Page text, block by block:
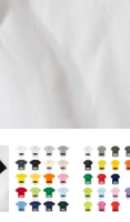
となります
加工費用が
ださい。
電話番号が
けましたら
何度でもデ
ての方でも
ぼり旗のサ
台に使用でき
ぼり旗のサ
台に使用でき
と裏向きに
と裏向きに
チチ 左
チチのつい
短辺を補強
三辺補強
［ +48円 ］
チチのつい
納期+1営業
円 ］
ピカル（生
は均等割り
す。
ット加工時